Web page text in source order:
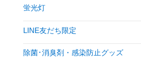
蛍光灯
LINE友だち限定
除菌･消臭剤・感染防止グッズ